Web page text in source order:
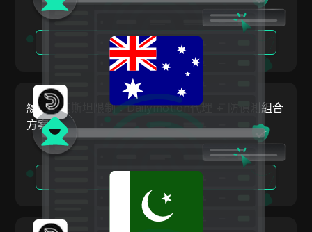
HBO Max
Kakaotalk
Lazada
Line
Media.net
拉托維亞
列支敦斯登
立陶宛
盧森堡
馬爾他
墨西哥
挪威
閱讀更多
繞過巴基斯坦限制：Dailymotion代理 + 防偵測組合
方案